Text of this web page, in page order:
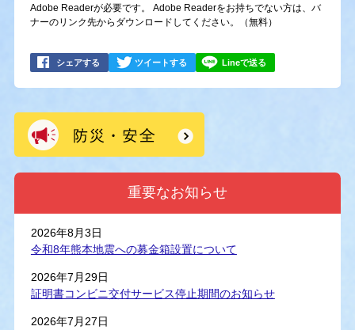
Adobe Readerが必要です。
Adobe Readerをお持ちでない方は、バ
ナーのリンク先からダウンロードしてください。（無料）
シェアする ツイートする Lineで送る
重要なお知らせ
2026年8月3日
令和8年熊本地震への募金箱設置について
2026年7月29日
証明書コンビニ交付サービス停止期間のお知らせ
2026年7月27日